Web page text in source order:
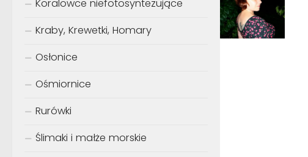
Koralowce niefotosyntezujące
Kraby, Krewetki, Homary
Osłonice
Ośmiornice
Rurówki
Ślimaki i małże morskie